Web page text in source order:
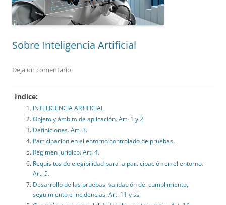
Sobre Inteligencia Artificial
Deja un comentario
Indice:
INTELIGENCIA ARTIFICIAL
Objeto y ámbito de aplicación. Art. 1 y 2.
Definiciones. Art. 3.
Participación en el entorno controlado de pruebas.
Régimen jurídico. Art. 4.
Requisitos de elegibilidad para la participación en el entorno.
Art. 5.
Desarrollo de las pruebas, validación del cumplimiento,
seguimiento e incidencias. Art. 11 y ss.